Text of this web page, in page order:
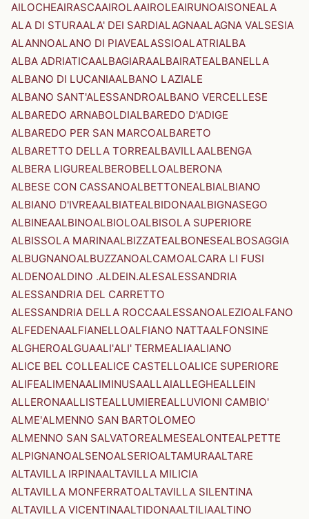
AILOCHEAIRASCAAIROLAAIROLEAIRUNOAISONEALA
ALA DI STURAALA' DEI SARDIALAGNAALAGNA VALSESIA
ALANNOALANO DI PIAVEALASSIOALATRIALBA
ALBA ADRIATICAALBAGIARAALBAIRATEALBANELLA
ALBANO DI LUCANIAALBANO LAZIALE
ALBANO SANT'ALESSANDROALBANO VERCELLESE
ALBAREDO ARNABOLDIALBAREDO D'ADIGE
ALBAREDO PER SAN MARCOALBARETO
ALBARETTO DELLA TORREALBAVILLAALBENGA
ALBERA LIGUREALBEROBELLOALBERONA
ALBESE CON CASSANOALBETTONEALBIALBIANO
ALBIANO D'IVREAALBIATEALBIDONAALBIGNASEGO
ALBINEAALBINOALBIOLOALBISOLA SUPERIORE
ALBISSOLA MARINAALBIZZATEALBONESEALBOSAGGIA
ALBUGNANOALBUZZANOALCAMOALCARA LI FUSI
ALDENOALDINO .ALDEIN.ALESALESSANDRIA
ALESSANDRIA DEL CARRETTO
ALESSANDRIA DELLA ROCCAALESSANOALEZIOALFANO
ALFEDENAALFIANELLOALFIANO NATTAALFONSINE
ALGHEROALGUAALI'ALI' TERMEALIAALIANO
ALICE BEL COLLEALICE CASTELLOALICE SUPERIORE
ALIFEALIMENAALIMINUSAALLAIALLEGHEALLEIN
ALLERONAALLISTEALLUMIEREALLUVIONI CAMBIO'
ALME'ALMENNO SAN BARTOLOMEO
ALMENNO SAN SALVATOREALMESEALONTEALPETTE
ALPIGNANOALSENOALSERIOALTAMURAALTARE
ALTAVILLA IRPINAALTAVILLA MILICIA
ALTAVILLA MONFERRATOALTAVILLA SILENTINA
ALTAVILLA VICENTINAALTIDONAALTILIAALTINO